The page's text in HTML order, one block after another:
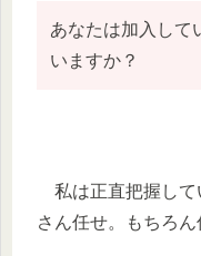
あなたは加入して
いますか？
私は正直把握して
さん任せ。もちろん